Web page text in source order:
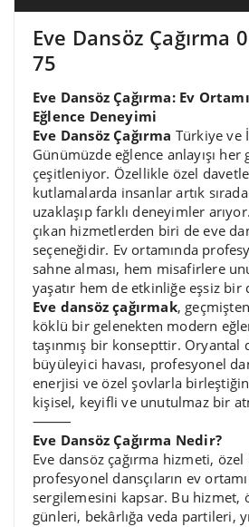
Eve Dansöz Çağırma
75
Eve Dansöz Çağırma: Ev
Eğlence Deneyimi
Eve Dansöz Çağırma Türkiye ve
Günümüzde eğlence anlayışı her
çeşitleniyor. Özellikle özel
kutlamalarda insanlar artık
uzaklaşıp farklı deneyimler
çıkan hizmetlerden biri de eve
seçeneğidir. Ev ortamında
sahne alması, hem misafirlere
yaşatır hem de etkinliğe eşsiz
Eve dansöz çağırmak,
köklü bir gelenekten modern
taşınmış bir konsepttir. Oryantal
büyüleyici havası, profesyonel
enerjisi ve özel şovlarla
kişisel, keyifli ve unutulmaz bir
⸻
Eve Dansöz Çağırma Nedir?
Eve dansöz çağırma hizmeti,
profesyonel dansçıların ev
sergilemesini kapsar. Bu hizmet,
günleri, bekârlığa veda partileri,